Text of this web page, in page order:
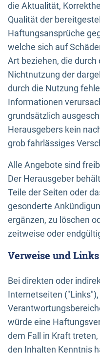
die Aktualität,
Qualität der
Haftungsansprüche
welche sich auf
Art beziehen, die durch
Nichtnutzung der
durch die Nutzung
Informationen
grundsätzlich
Herausgebers kein
grob fahrlässiges
Alle Angebote sind
Der Herausgeber
Teile der Seiten oder
gesonderte
ergänzen, zu löschen
zeitweise oder
Verweise und Links
Bei direkten oder
Internetseiten
würde eine
dem Fall in Kraft
den Inhalten Kenntnis